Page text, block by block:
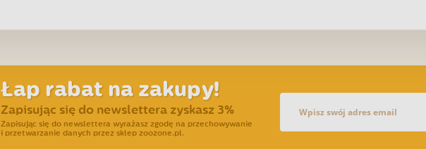
Łap rabat na zakupy!
Zapisując się do newslettera zyskasz 3%
Zapisując się do newslettera wyrażasz zgodę na przechowywanie
i przetwarzanie danych przez sklep zoozone.pl.